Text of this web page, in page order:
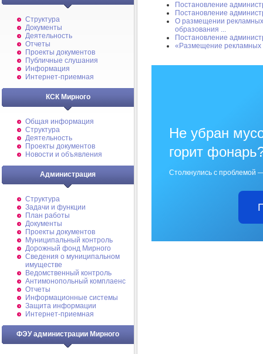
Структура
Документы
Деятельность
Отчеты
Проекты документов
Публичные слушания
Информация
Интернет-приемная
КСК Мирного
Общая информация
Структура
Деятельность
Проекты документов
Новости и объявления
Администрация
Структура
Задачи и функции
План работы
Документы
Проекты документов
Муниципальный контроль
Дорожный фонд Мирного
Cведения о муниципальном
имуществе
Ведомственный контроль
Антимонопольный комплаенс
Отчеты
Информационные системы
Защита информации
Интернет-приемная
ФЭУ администрации Мирного
Постановление
Постановление
О размещении рекламных
образования ...
Постановление
«Размещение рекламных
Не убран
горит
Столкнулись с проблемой